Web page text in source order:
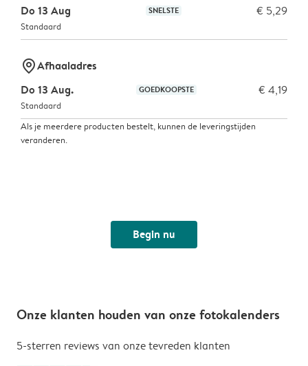
Do 13 Aug SNELSTE € 5,29
Standaard
marker-pinAfhaaladres
Do 13 Aug.
GOEDKOOPSTE € 4,19
Standaard
Als je meerdere producten bestelt, kunnen de leveringstijden
veranderen.
Begin nu
Onze klanten houden van onze fotokalenders
5-sterren reviews van onze tevreden klanten